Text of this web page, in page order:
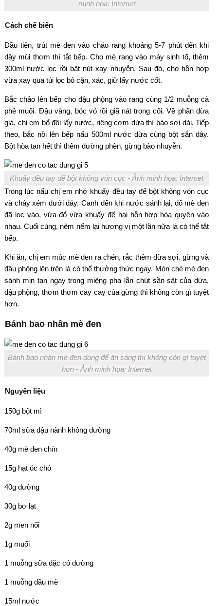
minh họa: Internet
Cách chế biến
Đầu tiên, trút mè đen vào chảo rang khoảng 5-7 phút đến khi
dậy mùi thơm thì tắt bếp. Cho mè rang vào máy sinh tố, thêm
300ml nước lọc rồi bật nút xay nhuyễn. Sau đó, cho hỗn hợp
vừa xay qua túi lọc bỏ cặn, xác, giữ lấy nước cốt.
Bắc chảo lên bếp cho đậu phộng vào rang cùng 1/2 muỗng cà
phê muối. Đậu vàng, bóc vỏ rồi giã nát trong cối. Về phần dừa
già, chị em bổ đôi lấy nước, riêng cơm dừa thì bào sợi dài. Tiếp
theo, bắc nồi lên bếp nấu 500ml nước dừa cùng bột sắn dây.
Bột hòa tan hết thì thêm đường phèn, gừng bào nhuyễn.
Khuấy đều tay để bột không vón cục - Ảnh minh họa: Internet
Trong lúc nấu chị em nhớ khuấy đều tay để bột không vón cục
và cháy xém dưới đáy. Canh đến khi nước sánh lại, đổ mè đen
đã lọc vào, vừa đổ vừa khuấy để hai hỗn hợp hòa quyện vào
nhau. Cuối cùng, nêm nếm lại hương vị một lần nữa là có thể tắt
bếp.
Khi ăn, chị em múc mè đen ra chén, rắc thêm dừa sợi, gừng và
đậu phộng lên trên là có thể thưởng thức ngay. Món chè mè đen
sánh mịn tan ngay trong miệng pha lẫn chút sần sật của dừa,
đậu phộng, thơm thơm cay cay của gừng thì không còn gì tuyệt
hơn.
Bánh bao nhân mè đen
Bánh bao nhân mè đen dùng để ăn sáng thì không còn gì tuyệt
hơn - Ảnh minh họa: Internet
Nguyên liệu
150g bột mì
70ml sữa đậu nành không đường
40g mè đen chín
15g hạt óc chó
40g đường
30g bơ lạt
2g men nổi
1g muối
1 muỗng sữa đặc có đường
1 muỗng dầu mè
15ml nước